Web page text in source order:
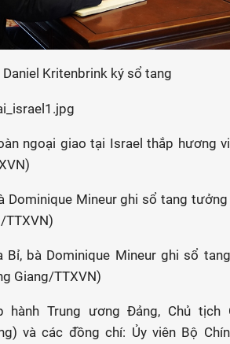
Kritenbrink ký sổ tang
ngoại giao tại Israel thắp hương
Bỉ, bà Dominique Mineur ghi sổ
Giang/TTXVN)